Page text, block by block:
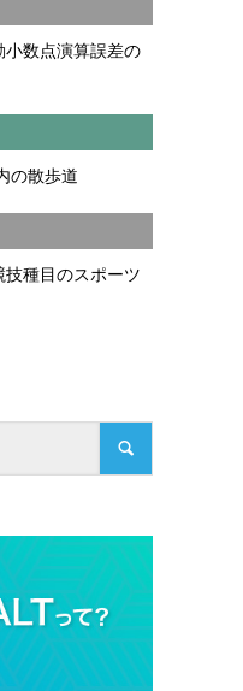
小数点演算誤差の
の散歩道
種目のスポーツ